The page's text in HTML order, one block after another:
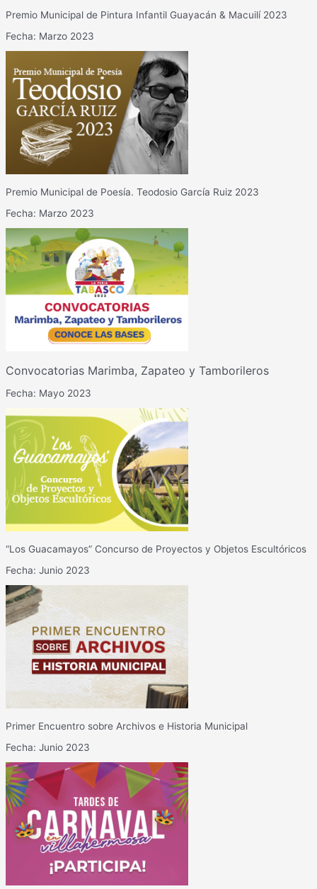
Premio Municipal de Pintura Infantil Guayacán & Macuilí 2023
Fecha: Marzo 2023
Premio Municipal de Poesía. Teodosio García Ruiz 2023
Fecha: Marzo 2023
Convocatorias Marimba, Zapateo y Tamborileros
Fecha: Mayo 2023
“Los Guacamayos” Concurso de Proyectos y Objetos Escultóricos
Fecha: Junio 2023
Primer Encuentro sobre Archivos e Historia Municipal
Fecha: Junio 2023